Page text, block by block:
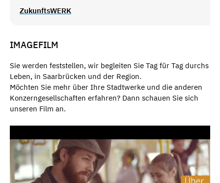
ZukunftsWERK
IMAGEFILM
Sie werden feststellen, wir begleiten Sie Tag für Tag durchs
Leben, in Saarbrücken und der Region.
Möchten Sie mehr über Ihre Stadtwerke und die anderen
Konzerngesellschaften erfahren? Dann schauen Sie sich
unseren Film an.